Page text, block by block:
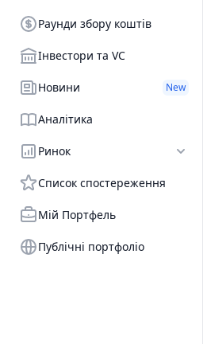
Раунди збору коштів
Інвестори та VC
Новини New
Аналітика
Ринок
Список спостереження
Мій Портфель
Публічні портфоліо